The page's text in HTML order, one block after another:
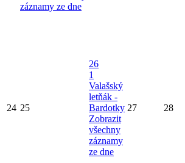
záznamy ze dne
24 25
26
1
Valašský
letňák -
Bardotky
Zobrazit
všechny
záznamy
ze dne
27 28